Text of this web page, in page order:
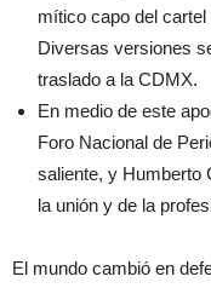
mítico capo del
Diversas versiones
traslado a la CDMX.
En medio de este
Foro Nacional de
saliente, y Humberto
la unión y de la
El mundo cambió en